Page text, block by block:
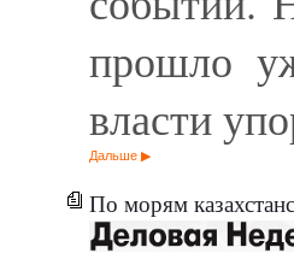
прошло
власти
Дальше
По морям